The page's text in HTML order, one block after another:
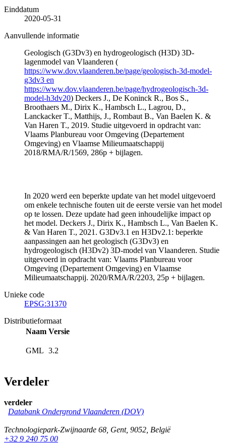
Einddatum
2020-05-31
Aanvullende informatie
Geologisch (G3Dv3) en hydrogeologisch (H3D) 3D-
lagenmodel van Vlaanderen (
https://www.dov.vlaanderen.be/page/geologisch-3d-model-
g3dv3 en
https://www.dov.vlaanderen.be/page/hydrogeologisch-3d-
model-h3dv20) Deckers J., De Koninck R., Bos S.,
Broothaers M., Dirix K., Hambsch L., Lagrou, D.,
Lanckacker T., Matthijs, J., Rombaut B., Van Baelen K. &
Van Haren T., 2019. Studie uitgevoerd in opdracht van:
Vlaams Planbureau voor Omgeving (Departement
Omgeving) en Vlaamse Milieumaatschappij
2018/RMA/R/1569, 286p + bijlagen.
In 2020 werd een beperkte update van het model uitgevoerd
om enkele technische fouten uit de eerste versie van het model
op te lossen. Deze update had geen inhoudelijke impact op
het model. Deckers J., Dirix K., Hambsch L., Van Baelen K.
& Van Haren T., 2021. G3Dv3.1 en H3Dv2.1: beperkte
aanpassingen aan het geologisch (G3Dv3) en
hydrogeologisch (H3Dv2) 3D-model van Vlaanderen. Studie
uitgevoerd in opdracht van: Vlaams Planbureau voor
Omgeving (Departement Omgeving) en Vlaamse
Milieumaatschappij. 2020/RMA/R/2203, 25p + bijlagen.
Unieke code
EPSG:31370
Distributieformaat
Naam Versie
GML 3.2
Verdeler
verdeler
Databank Ondergrond Vlaanderen (DOV)
Technologiepark-Zwijnaarde 68, Gent, 9052, België
+32 9 240 75 00